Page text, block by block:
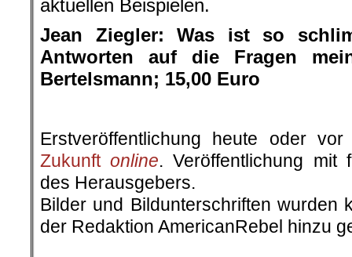
aktuellen Beispielen.
Jean Ziegler: Was ist so
Antworten auf die Fragen
Bertelsmann; 15,00 Euro
Erstveröffentlichung heute oder
Zukunftonline. Veröffentlichung mit
des Herausgebers.
Bilder und Bildunterschriften wurden
der Redaktion AmericanRebel hinzu